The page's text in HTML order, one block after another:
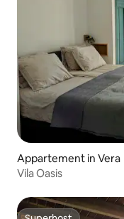
Appartement in Vera
Vila Oasis